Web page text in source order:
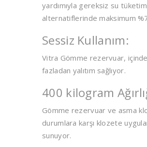
yardımıyla gereksiz su
alternatiflerinde maksimum
Sessiz Kullanım:
Vitra Gömme rezervuar,
fazladan yalıtım sağlıyor.
400 kilogram
Gömme rezervuar ve asma
durumlara karşı klozete
sunuyor.